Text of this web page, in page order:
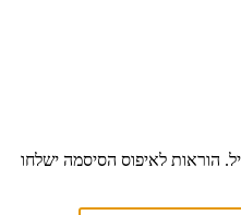
הוראות לאיפוס הסיסמה ישלחו